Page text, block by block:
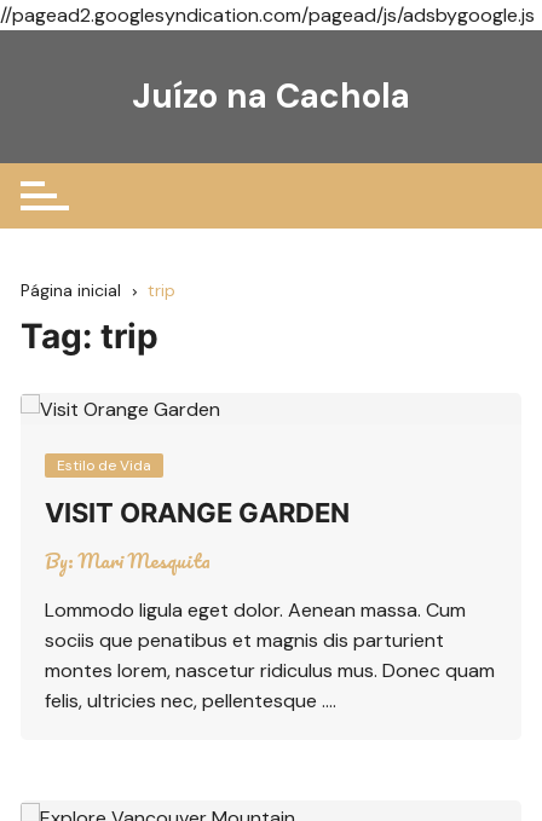
//pagead2.googlesyndication.com/pagead/js/adsbygoogle.js
Juízo na Cachola
Página inicial trip
Tag:trip
Estilo de Vida
VISIT ORANGE GARDEN
By:Mari Mesquita
Lommodo ligula eget dolor. Aenean massa. Cum
sociis que penatibus et magnis dis parturient
montes lorem, nascetur ridiculus mus. Donec quam
felis, ultricies nec, pellentesque ….